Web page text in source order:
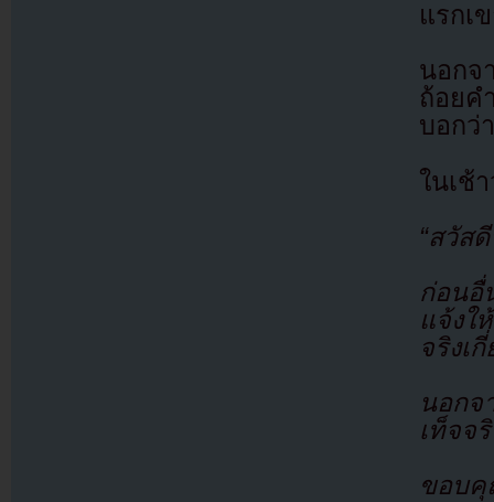
แรกเ
นอกจ
ถ้อยค
บอกว่
ในเช้
“สวัส
ก่อนอื่
แจ้งใ
จริงเ
นอกจ
เท็จจ
ขอบคุ